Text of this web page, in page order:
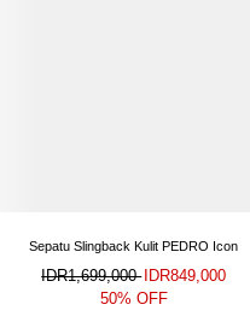
Sepatu Slingback Kulit PEDRO Icon
IDR1,699,000IDR849,000
50% OFF